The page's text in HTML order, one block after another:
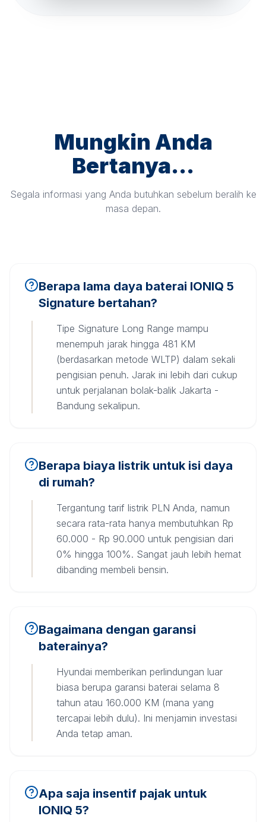
Mungkin Anda
Bertanya...
Segala informasi yang Anda butuhkan sebelum beralih ke
masa depan.
Berapa lama daya baterai IONIQ 5
Signature bertahan?
Tipe Signature Long Range mampu
menempuh jarak hingga 481 KM
(berdasarkan metode WLTP) dalam sekali
pengisian penuh. Jarak ini lebih dari cukup
untuk perjalanan bolak-balik Jakarta -
Bandung sekalipun.
Berapa biaya listrik untuk isi daya
di rumah?
Tergantung tarif listrik PLN Anda, namun
secara rata-rata hanya membutuhkan Rp
60.000 - Rp 90.000 untuk pengisian dari
0% hingga 100%. Sangat jauh lebih hemat
dibanding membeli bensin.
Bagaimana dengan garansi
baterainya?
Hyundai memberikan perlindungan luar
biasa berupa garansi baterai selama 8
tahun atau 160.000 KM (mana yang
tercapai lebih dulu). Ini menjamin investasi
Anda tetap aman.
Apa saja insentif pajak untuk
IONIQ 5?